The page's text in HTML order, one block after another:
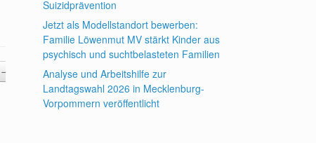
→
Suizidprävention
Jetzt als Modellstandort bewerben:
Familie Löwenmut MV stärkt Kinder aus
psychisch und suchtbelasteten Familien
Analyse und Arbeitshilfe zur
Landtagswahl 2026 in Mecklenburg-
Vorpommern veröffentlicht